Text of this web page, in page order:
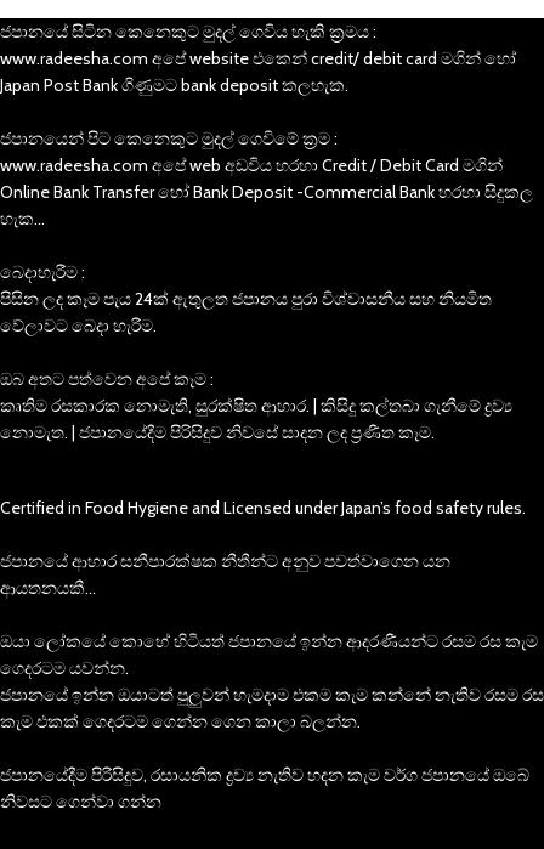
ජපානයේ සිටින කෙනෙකුට මුදල් ගෙවිය හැකි ක්‍රමය :
www.radeesha.com අපේ website එකෙන් credit/ debit card මගින් හෝ
Japan Post Bank ගිණුමට bank deposit කලහැක.
ජපානයෙන් පිට කෙනෙකුට මුදල් ගෙවිමේ ක්‍රම :
www.radeesha.com අපේ web අඩවිය හරහා Credit / Debit Card මගින්
Online Bank Transfer හෝ Bank Deposit -Commercial Bank හරහා සිදුකල
හැක…
බෙදාහැරීම :
පිසින ලද කෑම පැය 24ක් ඇතුලත ජපානය පුරා විශ්වාසනීය සහ නියමිත
වේලාවට බෙදා හැරීම.
ඔබ අතට පත්වෙන අපේ කෑම :
කෘතිම රසකාරක නොමැති, සුරක්ෂිත ආහාර. | කිසිදු කල්තබා ගැනීමේ ද්‍රව්‍ය
නොමැත. | ජපානයේදීම පිරිසිදුව නිවසේ සාදන ලද ප්‍රණීත කෑම.
Certified in Food Hygiene and Licensed under Japan’s food safety rules.
ජපානයේ ආහාර සනීපාරක්ෂක නීතීන්ට අනුව පවත්වාගෙන යන
ආයතනයකී…
ඔයා ලෝකයේ කොහේ හිටියත් ජපානයේ ඉන්න ආදරණීයන්ට රසම රස කැම
ගෙදරටම යවන්න.
ජපානයේ ඉන්න ඔයාටත් පුලුවන් හැමදාම එකම කැම කන්නේ නැතිව රසම රස
කැම එකක් ගෙදරටම ගෙන්න ගෙන කාලා බලන්න.
ජපානයේදීම පිරිසිදුව, රසායනික ද්‍රව්‍ය නැතිව හදන කැම වර්ග ජපානයේ ඔබේ
නිවසට ගෙන්වා ගන්න